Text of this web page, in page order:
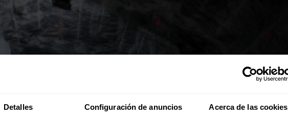
Detalles Configuración de anuncios Acerca de las cookies